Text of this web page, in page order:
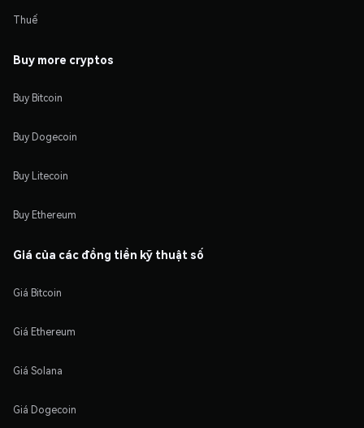
Thuế
Buy more cryptos
Buy Bitcoin
Buy Dogecoin
Buy Litecoin
Buy Ethereum
Giá của các đồng tiền kỹ thuật số
Giá Bitcoin
Giá Ethereum
Giá Solana
Giá Dogecoin